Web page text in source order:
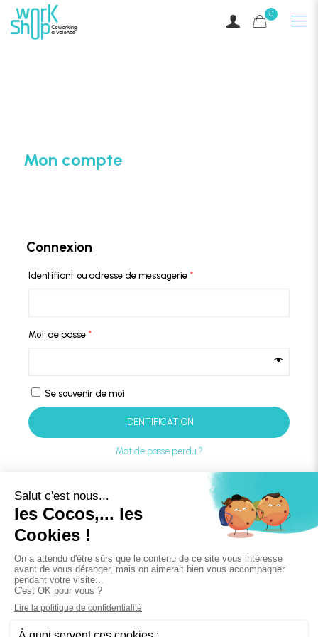
0
Mon compte
Connexion
Identifiant ou adresse de messagerie *
Mot de passe *
Se souvenir de moi
IDENTIFICATION
Mot de passe perdu ?
S’enregistrer
Adresse de messagerie*
Un mot de passe sera envoyé vers votre adresse de messagerie.